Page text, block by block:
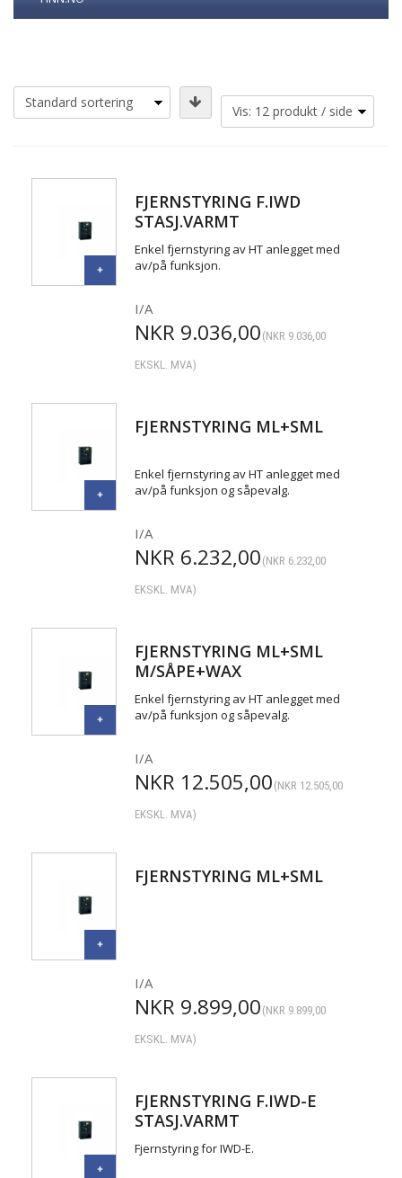
FJERNSTYRING F.IWD
STASJ.VARMT
Enkel fjernstyring av HT anlegget med
av/på funksjon.
I/A
NKR 9.036,00 (NKR 9.036,00
EKSKL. MVA)
FJERNSTYRING ML+SML
Enkel fjernstyring av HT anlegget med
av/på funksjon og såpevalg.
I/A
NKR 6.232,00 (NKR 6.232,00
EKSKL. MVA)
FJERNSTYRING ML+SML
M/SÅPE+WAX
Enkel fjernstyring av HT anlegget med
av/på funksjon og såpevalg.
I/A
NKR 12.505,00 (NKR 12.505,00
EKSKL. MVA)
FJERNSTYRING ML+SML
I/A
NKR 9.899,00 (NKR 9.899,00
EKSKL. MVA)
FJERNSTYRING F.IWD-E
STASJ.VARMT
Fjernstyring for IWD-E.